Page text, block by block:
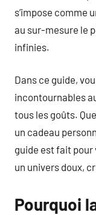
s’impose comme
au sur-mesure le
infinies.
Dans ce guide,
incontournables
tous les goûts.
un cadeau
guide est fait pour
un univers doux,
Pourquoi